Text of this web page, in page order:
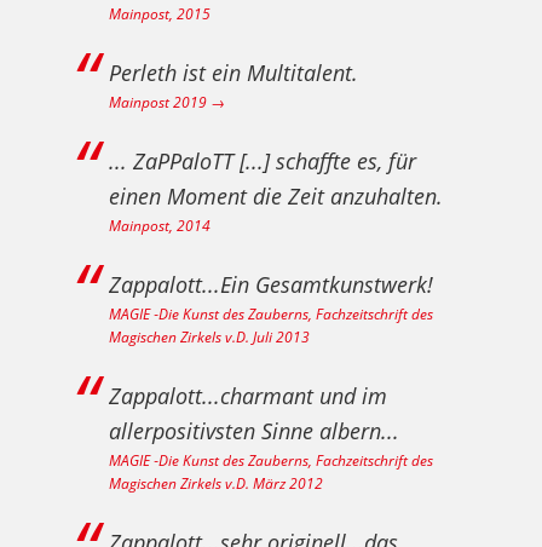
Mainpost, 2015
Perleth ist ein Multitalent.
Mainpost 2019 →
... ZaPPaloTT [...] schaffte es, für
einen Moment die Zeit anzuhalten.
Mainpost, 2014
Zappalott...Ein Gesamtkunstwerk!
MAGIE ‐Die Kunst des Zauberns, Fachzeitschrift des
Magischen Zirkels v.D. Juli 2013
Zappalott...charmant und im
allerpositivsten Sinne albern...
MAGIE ‐Die Kunst des Zauberns, Fachzeitschrift des
Magischen Zirkels v.D. März 2012